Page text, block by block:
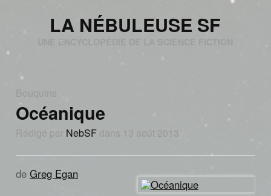
LA NÉBULEUSE SF
UNE ENCYCLOPÉDIE DE LA SCIENCE FICTION
Bouquins
Océanique
Rédigé par NebSF dans 13 août 2013
de Greg Egan